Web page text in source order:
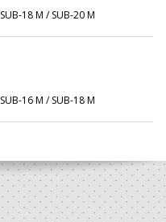
SUB-18 M / SUB-20 M
SUB-16 M / SUB-18 M